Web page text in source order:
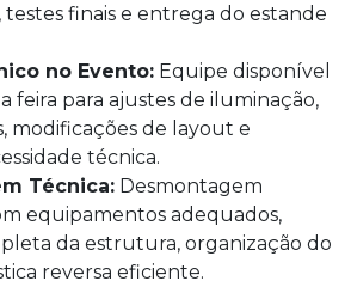
testes finais e entrega do estande
no Evento: Equipe disponível
feira para ajustes de iluminação,
modificações de layout e
técnica.
Técnica: Desmontagem
equipamentos adequados,
da estrutura, organização do
reversa eficiente.